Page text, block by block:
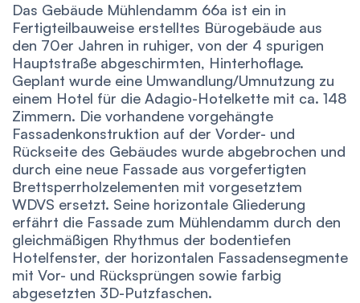
Das Gebäude Mühlendamm 66a ist ein in
Fertigteilbauweise erstelltes Bürogebäude aus
den 70er Jahren in ruhiger, von der 4 spurigen
Hauptstraße abgeschirmten, Hinterhoflage.
Geplant wurde eine Umwandlung/Umnutzung zu
einem Hotel für die Adagio-Hotelkette mit ca. 148
Zimmern. Die vorhandene vorgehängte
Fassadenkonstruktion auf der Vorder- und
Rückseite des Gebäudes wurde abgebrochen und
durch eine neue Fassade aus vorgefertigten
Brettsperrholzelementen mit vorgesetztem
WDVS ersetzt. Seine horizontale Gliederung
erfährt die Fassade zum Mühlendamm durch den
gleichmäßigen Rhythmus der bodentiefen
Hotelfenster, der horizontalen Fassadensegmente
mit Vor- und Rücksprüngen sowie farbig
abgesetzten 3D-Putzfaschen.